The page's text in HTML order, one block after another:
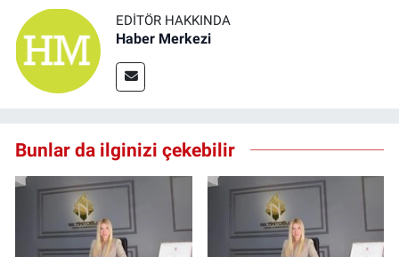
EDITÖR HAKKINDA
Haber Merkezi
Bunlar da ilginizi çekebilir